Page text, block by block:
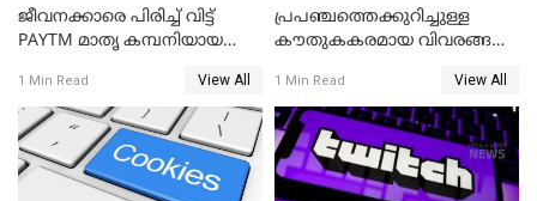
ജീവനക്കാരെ പിരിച്ച് വിട്ട്
PAYTM മാതൃ കമ്പനിയായ
1 Min Read View All
പ്രപഞ്ചത്തെക്കുറിച്ചുള്ള
കൗതുകകരമായ വിവരങ്ങള്‍
തുടരുകയാണ് ജയിംസ് വെബ്
1 Min Read View All